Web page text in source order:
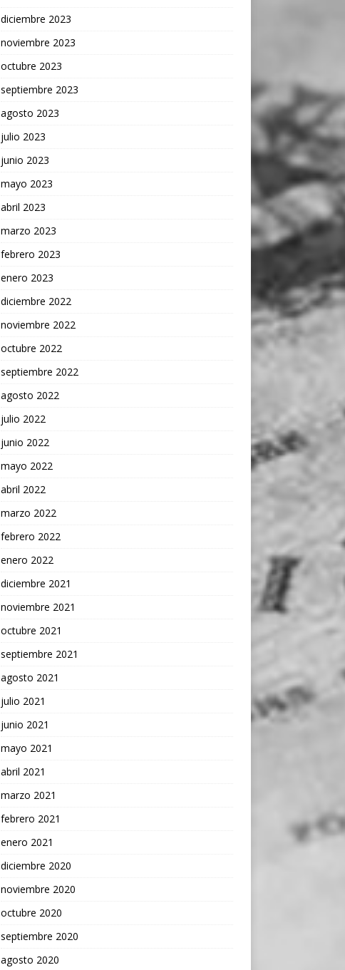
diciembre 2023
noviembre 2023
octubre 2023
septiembre 2023
agosto 2023
julio 2023
junio 2023
mayo 2023
abril 2023
marzo 2023
febrero 2023
enero 2023
diciembre 2022
noviembre 2022
octubre 2022
septiembre 2022
agosto 2022
julio 2022
junio 2022
mayo 2022
abril 2022
marzo 2022
febrero 2022
enero 2022
diciembre 2021
noviembre 2021
octubre 2021
septiembre 2021
agosto 2021
julio 2021
junio 2021
mayo 2021
abril 2021
marzo 2021
febrero 2021
enero 2021
diciembre 2020
noviembre 2020
octubre 2020
septiembre 2020
agosto 2020